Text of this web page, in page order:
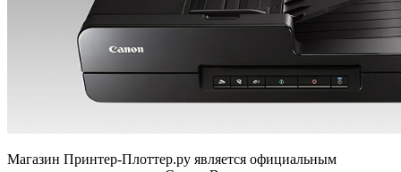
Магазин Принтер-Плоттер.ру является официальным